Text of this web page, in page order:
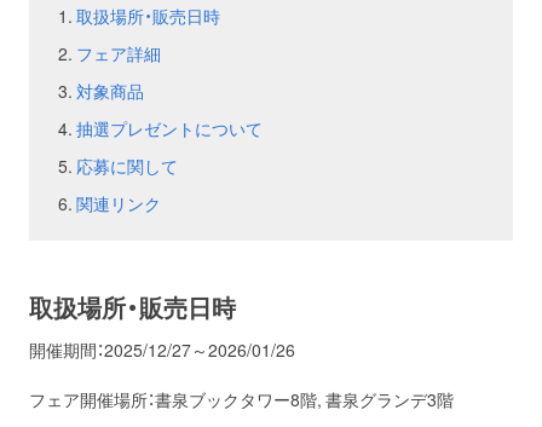
取扱場所・販売日時
フェア詳細
対象商品
抽選プレゼントについて
応募に関して
関連リンク
取扱場所・販売日時
開催期間：2025/12/27～2026/01/26
フェア開催場所：書泉ブックタワー8階, 書泉グランデ3階